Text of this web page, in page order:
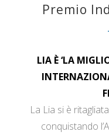
Premio
LIA È ‘LA
La Lia si è
conquistando